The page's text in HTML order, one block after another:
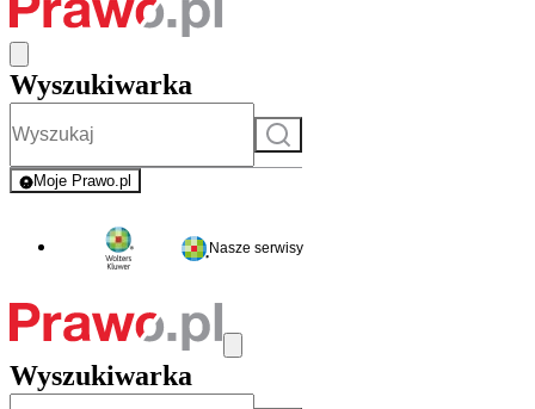
Wyszukiwarka
Szukaj
Moje Prawo.pl
- rejestracja i logowanie do serwisu
Nasze serwisy
Wyszukiwarka